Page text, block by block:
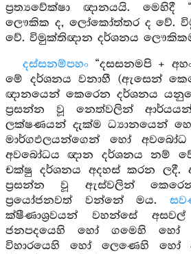
ප්‍රත්‍යවේක්ෂා ඥානයයි.
ලෞකික ද, ලෝකෝත්තර ද වේ.
වේ. විමුක්තිඥාන දර්ශනය
දස්සනම්පහං“දසසනමපි +
මේ දර්ශනය වනාහී (ඇසෙන්
ඥානයෙන් කෙරෙන දර්ශනය
ප්‍රසන්න වූ නෙත්වලින්
ලක්ෂණයන් දැක්ම ධ්‍යානයෙන්
මාර්ගඵලයන්ගෙන් හෝ
අවබෝධය ඥාන දර්ශනය නම්
චක්ෂු දර්ශනය අදහස් කරන
ප්‍රසන්න වූ ඇස්වලින්
ප්‍රයෝජනවත් වන්නේ මය.
ක්ෂීණාශ්‍රවයන් වහන්සේ
ජනපදයෙහි හෝ ගමෙහි
විහාරයෙහි හෝ ලෙණෙහි හෝ